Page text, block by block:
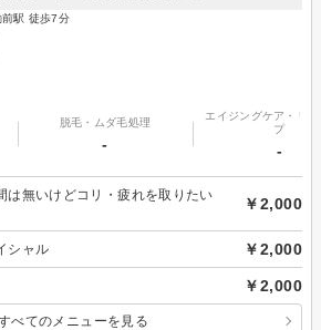
前駅 徒歩7分
脱毛・ムダ毛処理
-
エイジングケア・リ
プ
-
無いけどコリ・疲れを取りたい
￥2,000
シャル ￥2,000
￥2,000
べてのメニューを見る